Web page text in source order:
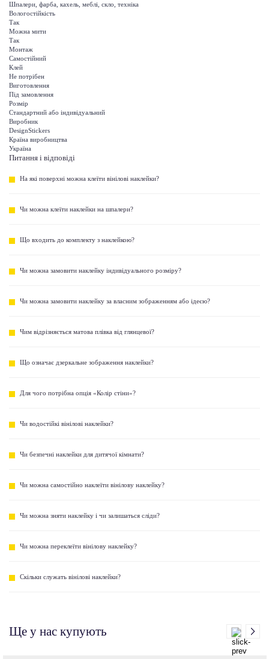
Шпалери, фарба, кахель, меблі, скло, техніка
Вологостійкість
Так
Можна мити
Так
Монтаж
Самостійний
Клей
Не потрібен
Виготовлення
Під замовлення
Розмір
Стандартний або індивідуальний
Виробник
DesignStickers
Країна виробництва
Україна
Питання і відповіді
На які поверхні можна клеїти вінілові наклейки?
Чи можна клеїти наклейки на шпалери?
Що входить до комплекту з наклейкою?
Чи можна замовити наклейку індивідуального розміру?
Чи можна замовити наклейку за власним зображенням або ідеєю?
Чим відрізняється матова плівка від глянцевої?
Що означає дзеркальне зображення наклейки?
Для чого потрібна опція «Колір стіни»?
Чи водостійкі вінілові наклейки?
Чи безпечні наклейки для дитячої кімнати?
Чи можна самостійно наклеїти вінілову наклейку?
Чи можна зняти наклейку і чи залишаться сліди?
Чи можна переклеїти вінілову наклейку?
Скільки служать вінілові наклейки?
Ще у нас купують